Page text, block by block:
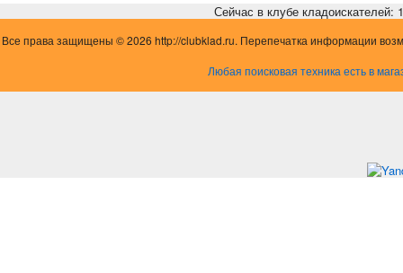
Сейчас в клубе кладоискателей:
Все права защищены © 2026 http://clubklad.ru. Перепечатка информации
Любая поисковая техника есть в